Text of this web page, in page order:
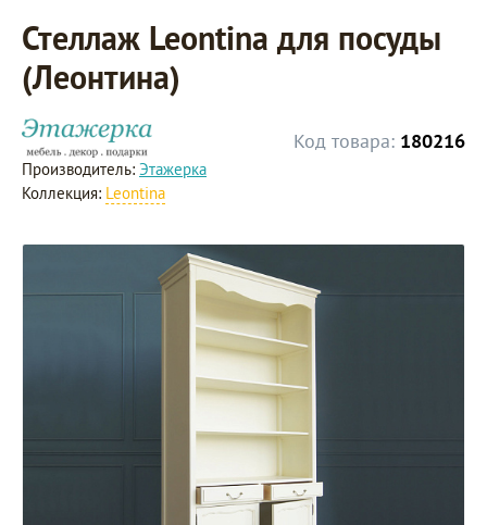
Стеллаж Leontina для посуды
(Леонтина)
Код товара: 180216
Производитель: Этажерка
Коллекция: Leontina